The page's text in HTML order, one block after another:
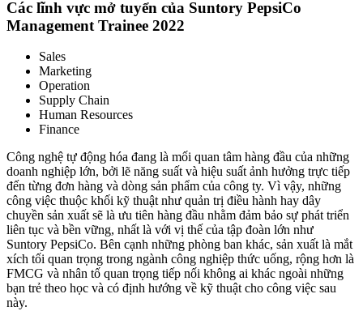
Các lĩnh vực mở tuyển của Suntory PepsiCo
Management Trainee 2022
Sales
Marketing
Operation
Supply Chain
Human Resources
Finance
Công nghệ tự động hóa đang là mối quan tâm hàng đầu của những
doanh nghiệp lớn, bởi lẽ năng suất và hiệu suất ảnh hưởng trực tiếp
đến từng đơn hàng và dòng sản phẩm của công ty. Vì vậy, những
công việc thuộc khối kỹ thuật như quản trị điều hành hay dây
chuyền sản xuất sẽ là ưu tiên hàng đầu nhằm đảm bảo sự phát triển
liên tục và bền vững, nhất là với vị thế của tập đoàn lớn như
Suntory PepsiCo. Bên cạnh những phòng ban khác, sản xuất là mắt
xích tối quan trọng trong ngành công nghiệp thức uống, rộng hơn là
FMCG và nhân tố quan trọng tiếp nối không ai khác ngoài những
bạn trẻ theo học và có định hướng về kỹ thuật cho công việc sau
này.